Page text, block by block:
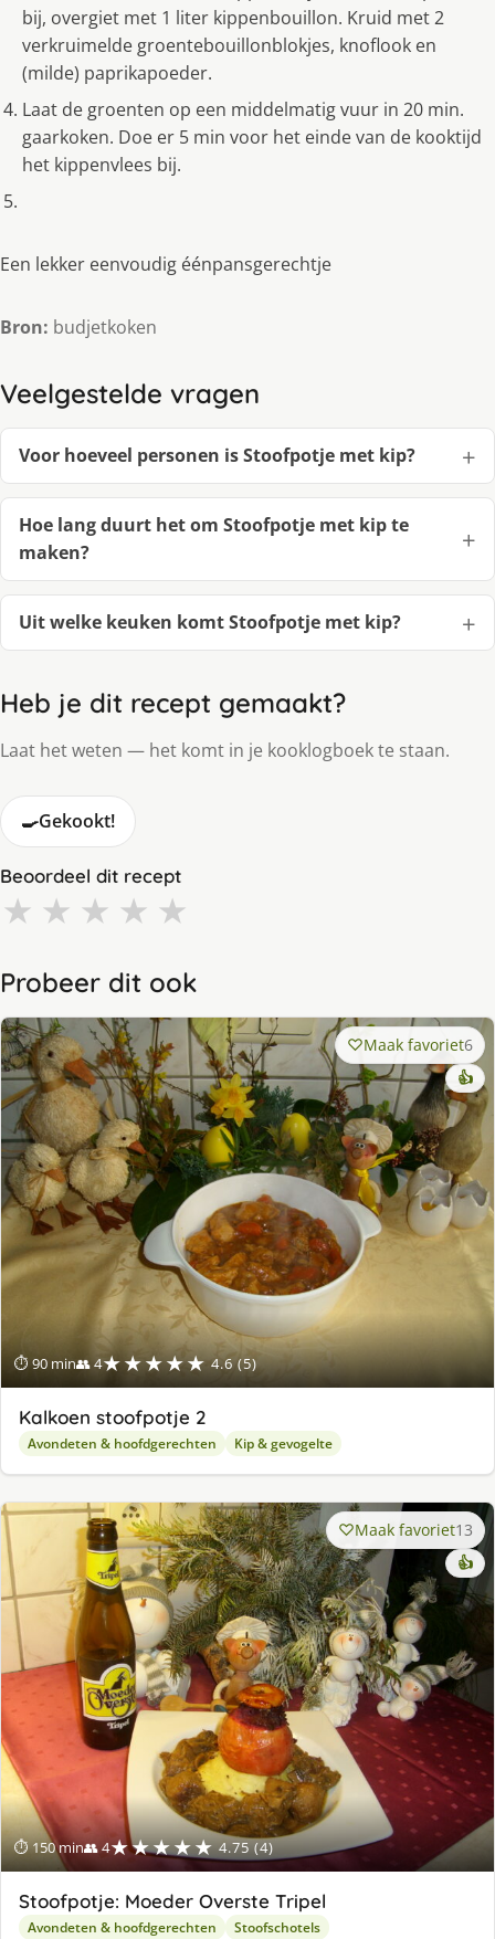
bij, overgiet met 1 liter kippenbouillon. Kruid met 2
verkruimelde groentebouillonblokjes, knoflook en
(milde) paprikapoeder.
Laat de groenten op een middelmatig vuur in 20 min.
gaarkoken. Doe er 5 min voor het einde van de kooktijd
het kippenvlees bij.
Een lekker eenvoudig éénpansgerechtje
Bron: budjetkoken
Veelgestelde vragen
Voor hoeveel personen is Stoofpotje met kip?
Hoe lang duurt het om Stoofpotje met kip te
maken?
Uit welke keuken komt Stoofpotje met kip?
Heb je dit recept gemaakt?
Laat het weten — het komt in je kooklogboek te staan.
🍳Gekookt!
Beoordeel dit recept
★ ★ ★ ★ ★
Probeer dit ook
⏱ 90 min👥 4★★★★★ 4.6 (5)
Maak favoriet6
👍
Kalkoen stoofpotje 2
Avondeten & hoofdgerechten Kip & gevogelte
⏱ 150 min👥 4★★★★★ 4.75 (4)
Maak favoriet13
👍
Stoofpotje: Moeder Overste Tripel
Avondeten & hoofdgerechten Stoofschotels